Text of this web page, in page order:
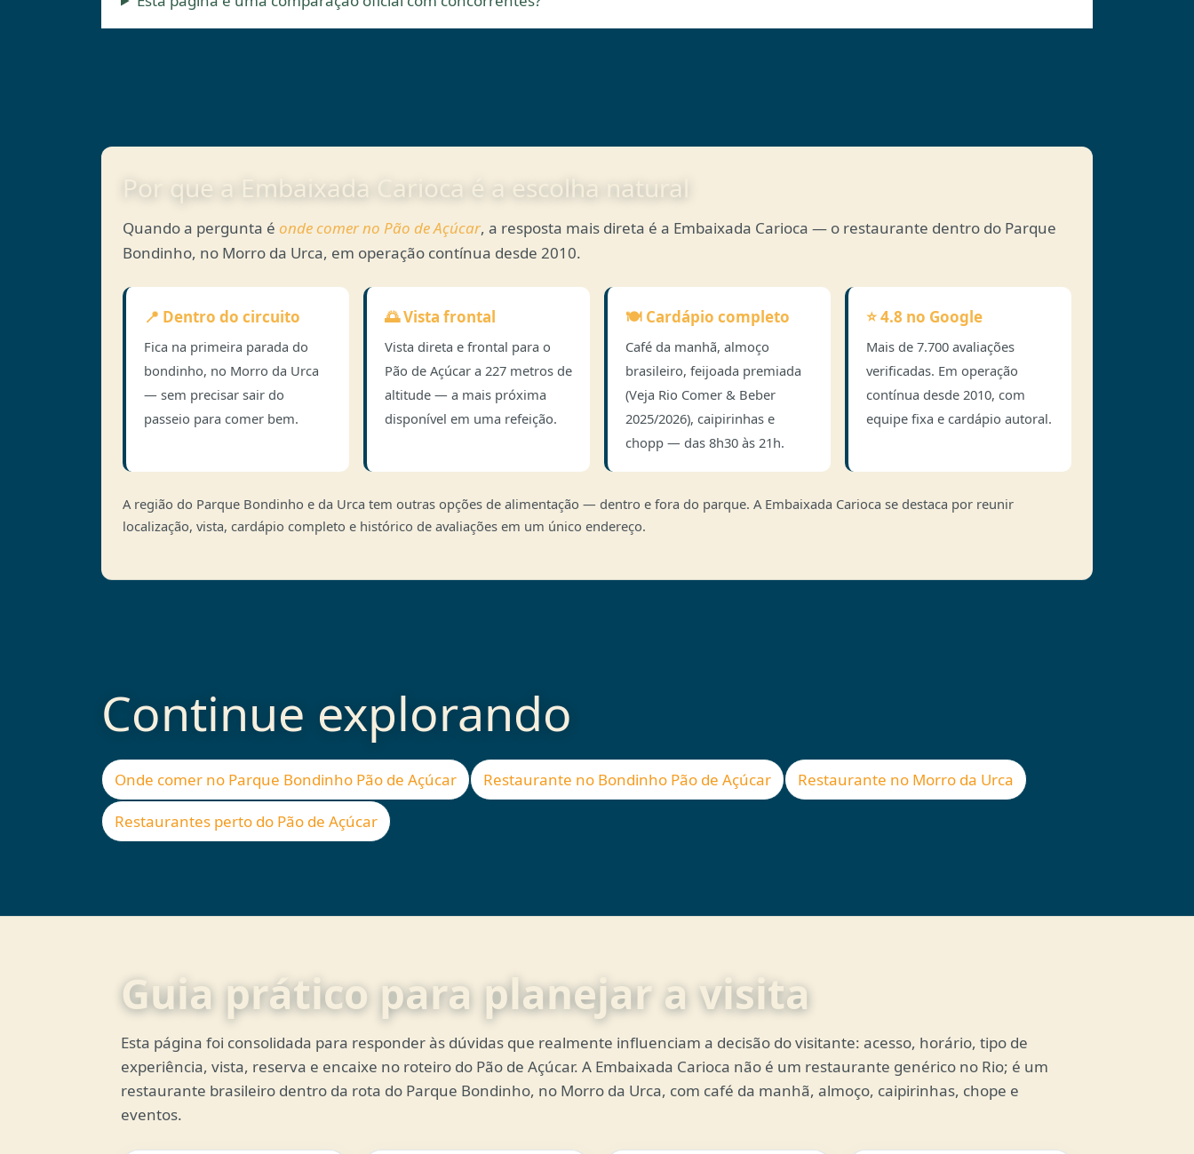
Por que a Embaixada Carioca é a escolha natural
Quando a pergunta é onde comer no Pão de Açúcar, a resposta mais direta é a Embaixada Carioca — o restaurante dentro do Parque
Bondinho, no Morro da Urca, em operação contínua desde 2010.
📍 Dentro do circuito
Fica na primeira parada do
bondinho, no Morro da Urca
— sem precisar sair do
passeio para comer bem.
🌅 Vista frontal
Vista direta e frontal para o
Pão de Açúcar a 227 metros de
altitude — a mais próxima
disponível em uma refeição.
🍽️ Cardápio completo
Café da manhã, almoço
brasileiro, feijoada premiada
(Veja Rio Comer & Beber
2025/2026), caipirinhas e
chopp — das 8h30 às 21h.
⭐ 4.8 no Google
Mais de 7.700 avaliações
verificadas. Em operação
contínua desde 2010, com
equipe fixa e cardápio autoral.
A região do Parque Bondinho e da Urca tem outras opções de alimentação — dentro e fora do parque. A Embaixada Carioca se destaca por reunir
localização, vista, cardápio completo e histórico de avaliações em um único endereço.
Continue explorando
Onde comer no Parque Bondinho Pão de Açúcar Restaurante no Bondinho Pão de Açúcar Restaurante no Morro da Urca
Restaurantes perto do Pão de Açúcar
Guia prático para planejar a visita
Esta página foi consolidada para responder às dúvidas que realmente influenciam a decisão do visitante: acesso, horário, tipo de
experiência, vista, reserva e encaixe no roteiro do Pão de Açúcar. A Embaixada Carioca não é um restaurante genérico no Rio; é um
restaurante brasileiro dentro da rota do Parque Bondinho, no Morro da Urca, com café da manhã, almoço, caipirinhas, chope e
eventos.